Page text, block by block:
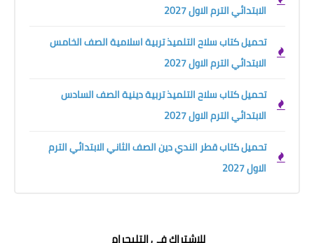
الابتدائي الترم الاول 2027
تحميل كتاب سلاح التلميذ تربية اسلامية الصف الخامس
الابتدائي الترم الاول 2027
تحميل كتاب سلاح التلميذ تربية دينية الصف السادس
الابتدائي الترم الاول 2027
تحميل كتاب قطر الندي دين الصف الثاني الابتدائي الترم
الاول 2027